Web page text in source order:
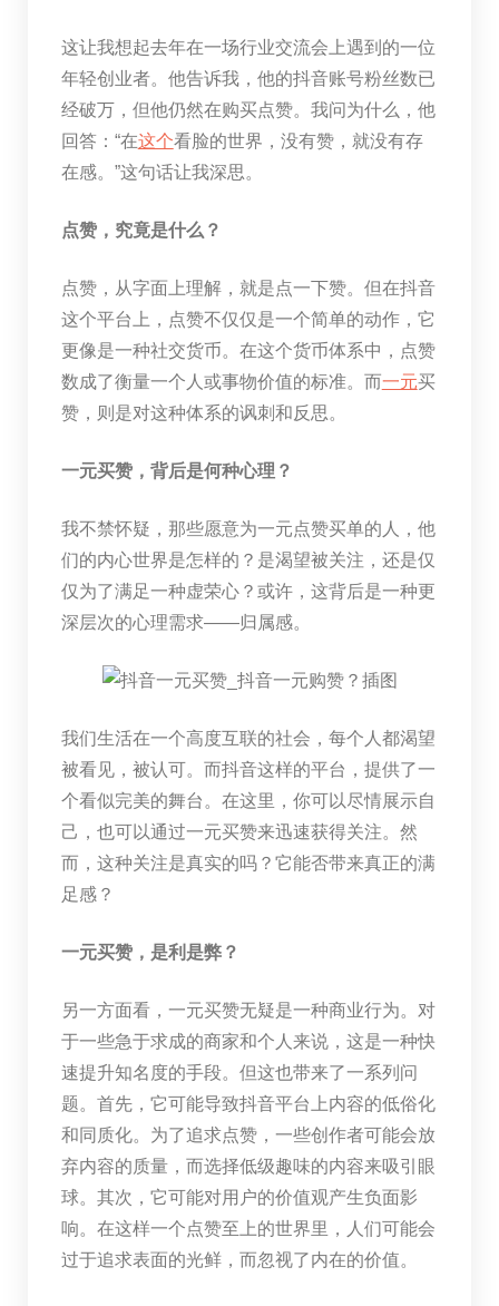
这让我想起去年在一场行业交流会上遇到的一位
年轻创业者。他告诉我，他的抖音账号粉丝数已
经破万，但他仍然在购买点赞。我问为什么，他
回答：“在这个看脸的世界，没有赞，就没有存
在感。”这句话让我深思。
点赞，究竟是什么？
点赞，从字面上理解，就是点一下赞。但在抖音
这个平台上，点赞不仅仅是一个简单的动作，它
更像是一种社交货币。在这个货币体系中，点赞
数成了衡量一个人或事物价值的标准。而一元买
赞，则是对这种体系的讽刺和反思。
一元买赞，背后是何种心理？
我不禁怀疑，那些愿意为一元点赞买单的人，他
们的内心世界是怎样的？是渴望被关注，还是仅
仅为了满足一种虚荣心？或许，这背后是一种更
深层次的心理需求——归属感。
我们生活在一个高度互联的社会，每个人都渴望
被看见，被认可。而抖音这样的平台，提供了一
个看似完美的舞台。在这里，你可以尽情展示自
己，也可以通过一元买赞来迅速获得关注。然
而，这种关注是真实的吗？它能否带来真正的满
足感？
一元买赞，是利是弊？
另一方面看，一元买赞无疑是一种商业行为。对
于一些急于求成的商家和个人来说，这是一种快
速提升知名度的手段。但这也带来了一系列问
题。首先，它可能导致抖音平台上内容的低俗化
和同质化。为了追求点赞，一些创作者可能会放
弃内容的质量，而选择低级趣味的内容来吸引眼
球。其次，它可能对用户的价值观产生负面影
响。在这样一个点赞至上的世界里，人们可能会
过于追求表面的光鲜，而忽视了内在的价值。